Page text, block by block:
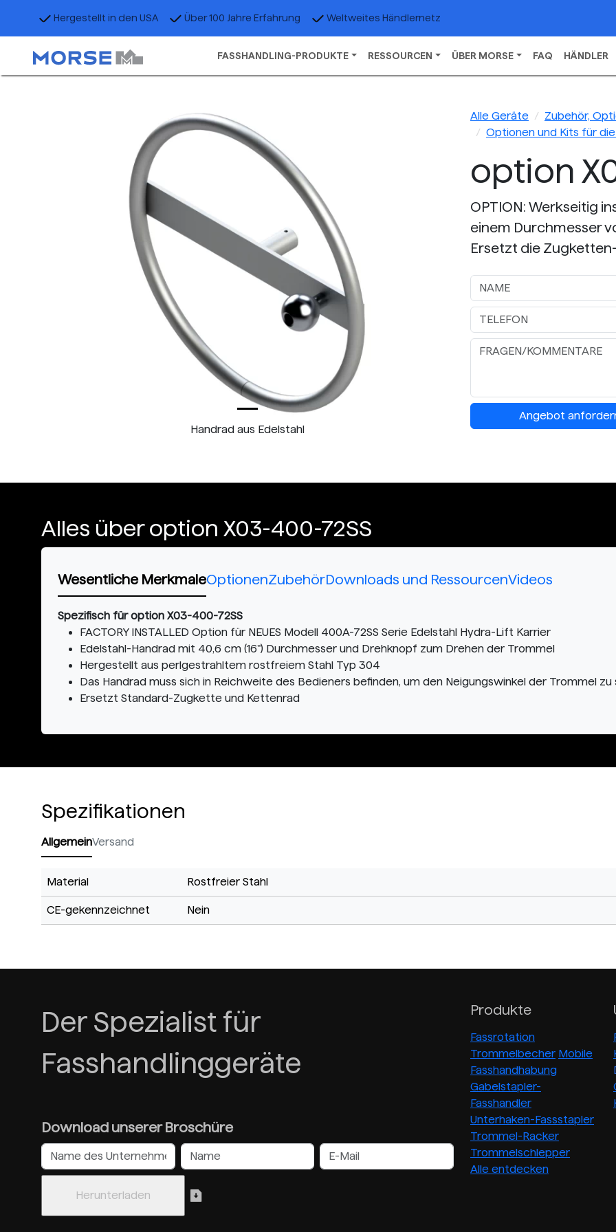
Hergestellt in den USA Über 100 Jahre Erfahrung Weltweites Händlernetz
FASSHANDLING-PRODUKTE RESSOURCEN ÜBER MORSE FAQ HÄNDLER
Handrad aus Edelstahl
Alle Geräte
Zubehör,
Optionen und Kits für
option
OPTION: Werkseitig
einem Durchmesser
Ersetzt die
Angebot
Alles über option X03-400-72SS
Wesentliche MerkmaleOptionenZubehörDownloads und RessourcenVideos
Spezifisch für option X03-400-72SS
FACTORY INSTALLED Option für NEUES Modell 400A-72SS Serie Edelstahl Hydra-Lift Karrier
Edelstahl-Handrad mit 40,6 cm (16") Durchmesser und Drehknopf zum Drehen der Trommel
Hergestellt aus perlgestrahltem rostfreiem Stahl Typ 304
Das Handrad muss sich in Reichweite des Bedieners befinden, um den Neigungswinkel der Trommel
Ersetzt Standard-Zugkette und Kettenrad
Spezifikationen
AllgemeinVersand
Material Rostfreier Stahl
CE-gekennzeichnet Nein
Der Spezialist für
Fasshandlinggeräte
Download unserer Broschüre
Produkte
Fassrotation
Trommelbecher Mobile
Fasshandhabung
Gabelstapler-
Fasshandler
Unterhaken-Fassstapler
Trommel-Racker
Trommelschlepper
Alle entdecken